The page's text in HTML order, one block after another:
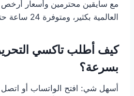
مع سايقين محترمين وأسعار أرخص
العالمية بكثير، ومتوفرة 24 ساعة حتى في الأعياد.
كيف أطلب تاكسي
بسرعة؟
أسهل شي: افتح الواتساب أو